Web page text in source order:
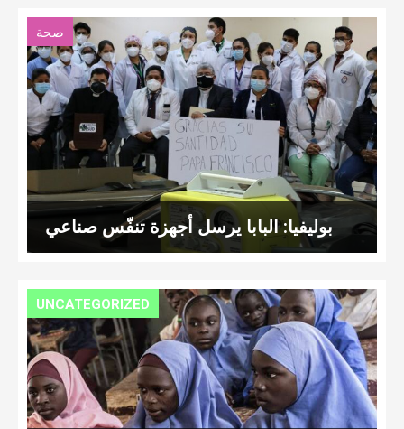
صحة
بوليفيا: البابا يرسل أجهزة تنفّس صناعي
UNCATEGORIZED